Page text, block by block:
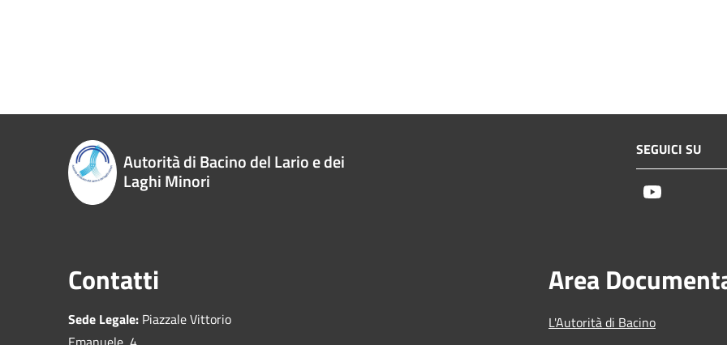
Autorità di Bacino del Lario e dei
Laghi Minori
SEGUICI SU
Contatti
Sede Legale: Piazzale Vittorio
Area
L'Autorità di Bacino